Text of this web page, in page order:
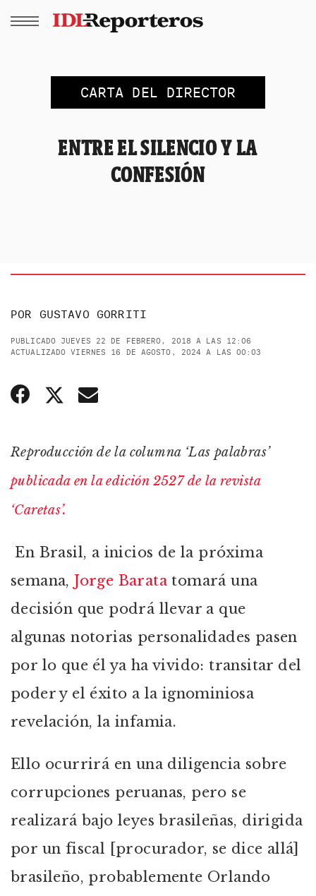
CARTA DEL DIRECTOR
ENTRE EL SILENCIO Y LA
CONFESIÓN
POR GUSTAVO GORRITI
PUBLICADO JUEVES 22 DE FEBRERO, 2018 A LAS 12:06
ACTUALIZADO VIERNES 16 DE AGOSTO, 2024 A LAS 00:03
Reproducción de la columna ‘Las palabras’
publicada en la edición 2527 de la revista
‘Caretas’.
En Brasil, a inicios de la próxima
semana, Jorge Baratatomará una
decisión que podrá llevar a que
algunas notorias personalidades pasen
por lo que él ya ha vivido: transitar del
poder y el éxito a la ignominiosa
revelación, la infamia.
Ello ocurrirá en una diligencia sobre
corrupciones peruanas, pero se
realizará bajo leyes brasileñas, dirigida
por un fiscal [procurador, se dice allá]
brasileño, probablemente Orlando